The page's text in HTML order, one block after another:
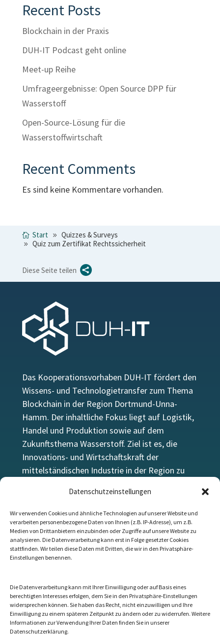
Datenschutzeinstellungen
Wir verwenden Cookies und ähnliche Technologien auf unserer Website und
verarbeiten personenbezogene Daten von Ihnen (z.B. IP-Adresse), um z.B.
Medien von Drittanbietern einzubinden oder Zugriffe auf unsere Website zu
analysieren. Die Datenverarbeitung kann erst in Folge gesetzter Cookies
stattfinden. Wir teilen diese Daten mit Dritten, die wir in den Privatsphäre-
Einstellungen benennen.
Die Datenverarbeitung kann mit Ihrer Einwilligung oder auf Basis eines
berechtigten Interesses erfolgen, dem Sie in den Privatsphäre-Einstellungen
widersprechen können. Sie haben das Recht, nicht einzuwilligen und Ihre
Einwilligung zu einem späteren Zeitpunkt zu ändern oder zu widerrufen. Weitere
Informationen zur Verwendung Ihrer Daten finden Sie in unserer
Datenschutzerklärung.
Recent Posts
Blockchain in der Praxis
DUH-IT Podcast geht online
Meet-up Reihe
Umfrageergebnisse: Open Source DPP für
Wasserstoff
Open-Source-Lösung für die
Wasserstoffwirtschaft
Recent Comments
Es sind keine Kommentare vorhanden.
Start
Quizzes & Surveys
Quiz zum Zertifikat Rechtssicherheit

Diese Seite teilen
Das Kooperationsvorhaben DUH-IT fördert den
Wissens- und Technologietransfer zum Thema
Blockchain in der Region Dortmund-Unna-
Hamm. Der inhaltliche Fokus liegt auf Logistik,
Handel und Produktion sowie auf dem
Zukunftsthema Wasserstoff. Ziel ist es, die
Innovations- und Wirtschaftskraft der
mittelständischen Industrie in der Region zu
Let’s talk
Die beste Website ersetzt kein persönliches
Kontakt